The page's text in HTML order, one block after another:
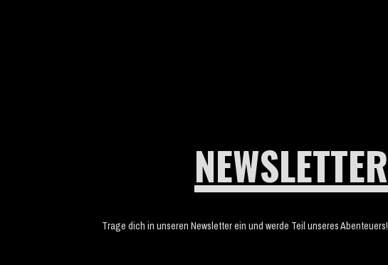
NEWSLETTER
Trage dich in unseren Newsletter ein und werde Teil unseres Abenteuers!